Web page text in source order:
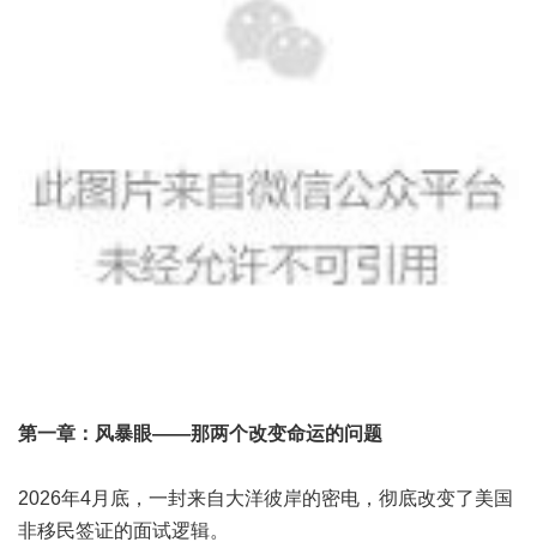
第一章：风暴眼——那两个改变命运的问题
2026年4月底，一封来自大洋彼岸的密电，彻底改变了美国
非移民签证的面试逻辑。